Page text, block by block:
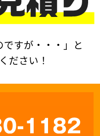
ですが・・・」と
ださい！